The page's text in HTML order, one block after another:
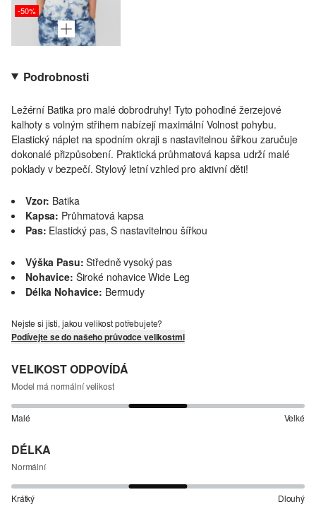
-50%
Podrobnosti
Ležérní Batika pro malé dobrodruhy! Tyto pohodlné žerzejové
kalhoty s volným střihem nabízejí maximální Volnost pohybu.
Elastický náplet na spodním okraji s nastavitelnou šířkou zaručuje
dokonalé přizpůsobení. Praktická průhmatová kapsa udrží malé
poklady v bezpečí. Stylový letní vzhled pro aktivní děti!
Vzor: Batika
Kapsa: Průhmatová kapsa
Pas: Elastický pas, S nastavitelnou šířkou
Výška Pasu: Středně vysoký pas
Nohavice: Široké nohavice Wide Leg
Délka Nohavice: Bermudy
Nejste si jisti, jakou velikost potřebujete?
Podívejte se do našeho průvodce velikostmi
VELIKOST ODPOVÍDÁ
Model má normální velikost
Malé Velké
DÉLKA
Normální
Krátký Dlouhý